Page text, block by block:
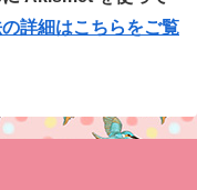
詳細はこちらをご覧